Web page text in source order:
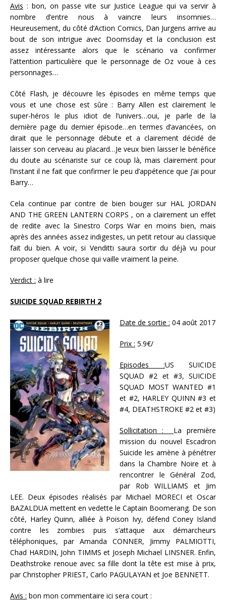
Avis : bon, on passe vite sur Justice League qui va servir à
nombre d’entre nous à vaincre leurs insomnies…
Heureusement, du côté d’Action Comics, Dan Jurgens arrive au
bout de son intrigue avec Doomsday et la conclusion est
assez intéressante alors que le scénario va confirmer
l’attention particulière que le personnage de Oz voue à ces
personnages…
Côté Flash, je découvre les épisodes en même temps que
vous et une chose est sûre : Barry Allen est clairement le
super-héros le plus idiot de l’univers…oui, je parle de la
dernière page du dernier épisode…en termes d’avancées, on
dirait que le personnage débute et a clairement décidé de
laisser son cerveau au placard…Je veux bien laisser le bénéfice
du doute au scénariste sur ce coup là, mais clairement pour
l’instant il ne fait que confirmer le peu d’appétence que j’ai pour
Barry…
Cela continue par contre de bien bouger sur HAL JORDAN
AND THE GREEN LANTERN CORPS , on a clairement un effet
de redite avec la Sinestro Corps War en moins bien, mais
après des années assez indigestes, un petit retour au classique
fait du bien. A voir, si Venditti saura sortir du déjà vu pour
proposer quelque chose qui vaille vraiment la peine.
Verdict : à lire
SUICIDE SQUAD REBIRTH 2
Date de sortie : 04 août 2017
Prix : 5.9€/
Episodes :US SUICIDE
SQUAD #2 et #3, SUICIDE
SQUAD MOST WANTED #1
et #2, HARLEY QUINN #3 et
#4, DEATHSTROKE #2 et #3)
Sollicitation : La première
mission du nouvel Escadron
Suicide les amène à pénétrer
dans la Chambre Noire et à
rencontrer le Général Zod,
par Rob WILLIAMS et Jim
LEE. Deux épisodes réalisés par Michael MORECI et Oscar
BAZALDUA mettent en vedette le Captain Boomerang. De son
côté, Harley Quinn, alliée à Poison Ivy, défend Coney Island
contre les zombies puis s’attaque aux démarcheurs
téléphoniques, par Amanda CONNER, Jimmy PALMIOTTI,
Chad HARDIN, John TIMMS et Joseph Michael LINSNER. Enfin,
Deathstroke renoue avec sa fille dont la tête est mise à prix,
par Christopher PRIEST, Carlo PAGULAYAN et Joe BENNETT.
Avis : bon mon commentaire ici sera court :